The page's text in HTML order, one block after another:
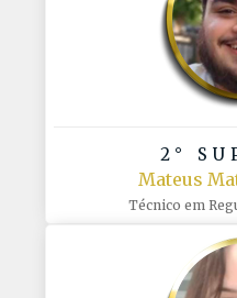
2°
Mateus
Técnico em